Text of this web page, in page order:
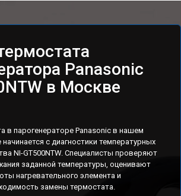
Panasonic
в Москве
в парогенераторе Panasonic в нашем
с диагностики температурных
NI-GT500NTW. Специалисты проверяют
заданной температуры, оценивают
нагревательного элемента и
замены термостата.